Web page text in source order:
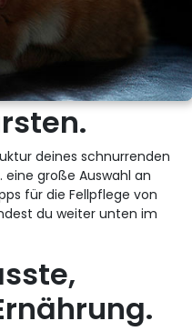
deines schnurrenden
eine große Auswahl an
für die Fellpflege von
du weiter unten im